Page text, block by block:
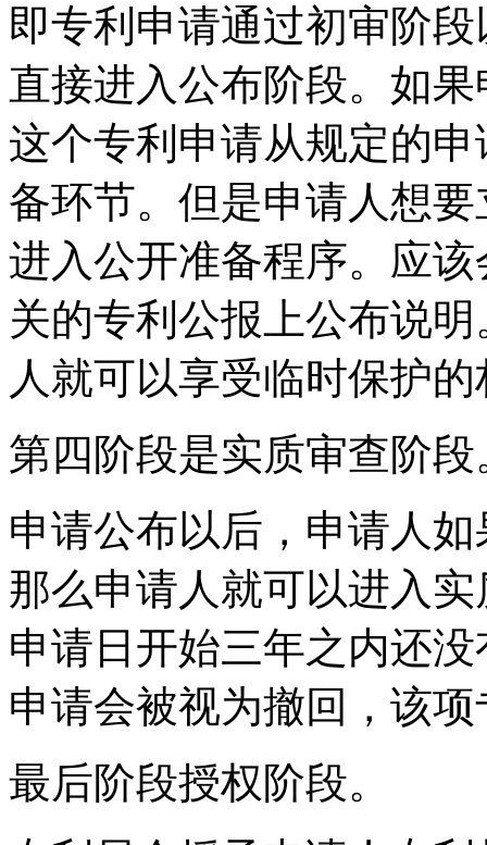
即专利申请通过初审阶
直接进入公布阶段。如
这个专利申请从规定的
备环节。但是申请人想
进入公开准备程序。应
关的专利公报上公布说
人就可以享受临时保护
第四阶段是实质审查阶段
申请公布以后，申请人
那么申请人就可以进入
申请日开始三年之内还
申请会被视为撤回，该
最后阶段授权阶段。